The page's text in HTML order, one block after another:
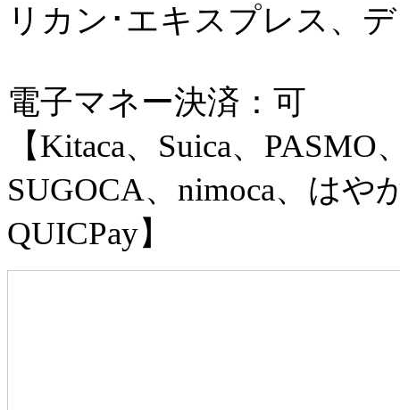
リカン･エキスプレス、
電子マネー決済：可
【Kitaca、Suica、
SUGOCA、nimoca、はや
QUICPay】